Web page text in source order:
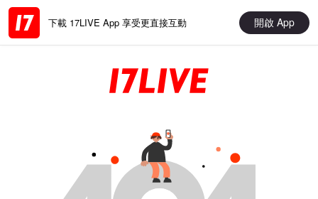
下載 17LIVE App 享受更直接互動 開啟 App